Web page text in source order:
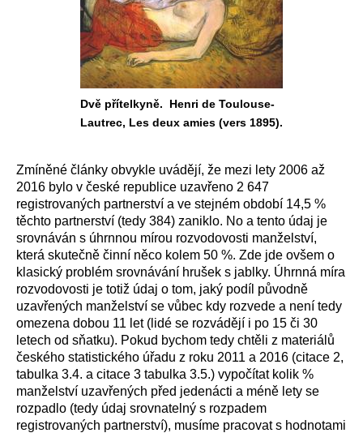
Dvě přítelkyně. Henri de Toulouse-
Lautrec, Les deux amies (vers 1895).
Zmíněné články obvykle uvádějí, že mezi lety 2006 až
2016 bylo v české republice uzavřeno 2 647
registrovaných partnerství a ve stejném období 14,5 %
těchto partnerství (tedy 384) zaniklo. No a tento údaj je
srovnáván s úhrnnou mírou rozvodovosti manželství,
která skutečně činní něco kolem 50 %. Zde jde ovšem o
klasický problém srovnávání hrušek s jablky. Úhrnná míra
rozvodovosti je totiž údaj o tom, jaký podíl původně
uzavřených manželství se vůbec kdy rozvede a není tedy
omezena dobou 11 let (lidé se rozvádějí i po 15 či 30
letech od sňatku). Pokud bychom tedy chtěli z materiálů
českého statistického úřadu z roku 2011 a 2016 (citace 2,
tabulka 3.4. a citace 3 tabulka 3.5.) vypočítat kolik %
manželství uzavřených před jedenácti a méně lety se
rozpadlo (tedy údaj srovnatelný s rozpadem
registrovaných partnerství), musíme pracovat s hodnotami